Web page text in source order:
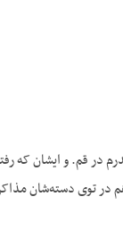
در توی دسته‌شان